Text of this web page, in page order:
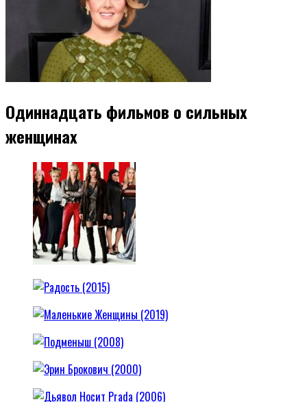
Одиннадцать фильмов о сильных
женщинах